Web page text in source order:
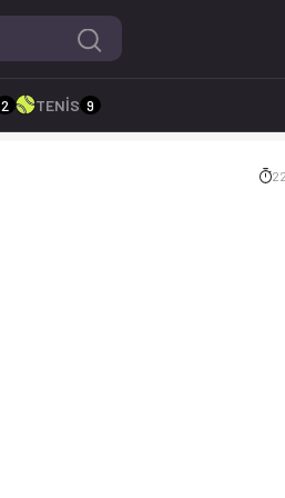
anları, kadro, istatistikler, puan
2 TENİS 9